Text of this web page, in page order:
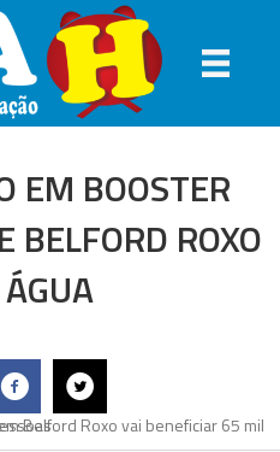
EM BOOSTER
BELFORD ROXO